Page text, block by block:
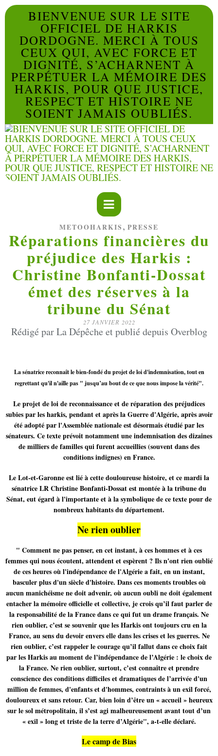
BIENVENUE SUR LE SITE
OFFICIEL DE HARKIS
DORDOGNE. MERCI À TOUS
CEUX QUI, AVEC FORCE ET
DIGNITÉ, S’ACHARNENT À
PERPÉTUER LA MÉMOIRE DES
HARKIS, POUR QUE JUSTICE,
RESPECT ET HISTOIRE NE
SOIENT JAMAIS OUBLIÉS.
METOOHARKIS , PRESSE
Réparations financières du
préjudice des Harkis :
Christine Bonfanti-Dossat
émet des réserves à la
tribune du Sénat
27 JANVIER 2022
Rédigé par La Dépêche et publié depuis Overblog
La sénatrice reconnaît le bien-fondé du projet de loi d'indemnisation, tout en
regrettant qu'il n'aille pas " jusqu’au bout de ce que nous impose la vérité".
Le projet de loi de reconnaissance et de réparation des préjudices
subies par les harkis, pendant et après la Guerre d'Algérie, après avoir
été adopté par l'Assemblée nationale est désormais étudié par les
sénateurs. Ce texte prévoit notamment une indemnisation des dizaines
de milliers de familles qui furent accueillies (souvent dans des
conditions indignes) en France.
Le Lot-et-Garonne est lié à cette douloureuse histoire, et ce mardi la
sénatrice LR Christine Bonfanti-Dossat est montée à la tribune du
Sénat, eut égard à l'importante et à la symbolique de ce texte pour de
nombreux habitants du département.
Ne rien oublier
" Comment ne pas penser, en cet instant, à ces hommes et à ces
femmes qui nous écoutent, attendent et espèrent ? Ils n'ont rien oublié
de ces heures où l'indépendance de l'Algérie a fait, en un instant,
basculer plus d'un siècle d'histoire. Dans ces moments troubles où
aucun manichéisme ne doit advenir, où aucun oubli ne doit également
entacher la mémoire officielle et collective, je crois qu’il faut parler de
la responsabilité de la France dans ce qui fut un drame français. Ne
rien oublier, c’est se souvenir que les Harkis ont toujours cru en la
France, au sens du devoir envers elle dans les crises et les guerres. Ne
rien oublier, c’est rappeler le courage qu’il fallut dans ce choix fait
par les Harkis au moment de l’indépendance de l’Algérie : le choix de
la France. Ne rien oublier, surtout, c’est connaître et prendre
conscience des conditions difficiles et dramatiques de l’arrivée d'un
million de femmes, d'enfants et d'hommes, contraints à un exil forcé,
douloureux et sans retour. Car, bien loin d’être un « accueil » heureux
sur le sol métropolitain, il s’est agi malheureusement avant tout d’un
« exil » long et triste de la terre d’Algérie", a-t-elle déclaré.
Le camp de Bias